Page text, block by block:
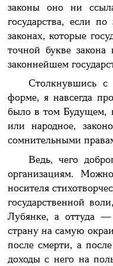
законы оно ни
государства, если
законах, которые
точной букве
законнейшем
Столкнувшись
форме, я навсегда
было в том Будущем,
или народное,
сомнительными
Ведь, чего
организациям.
носителя
государственной
Лубянке, а оттуда —
страну на самую
после смерти, а
доходы с него на